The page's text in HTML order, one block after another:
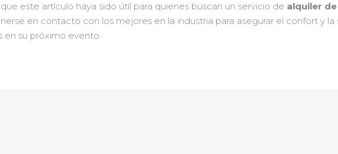
este artículo haya sido útil para quienes buscan un servicio de alquiler
en contacto con los mejores en la industria para asegurar el confort y
en su próximo evento.